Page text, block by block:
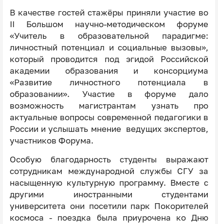
В качестве гостей стажёры приняли участие во
II Большом научно-методическом форуме
«Учитель в образовательной парадигме:
личностный потенциал и социальные вызовы»,
который проводится под эгидой Российской
академии образования и консорциума
«Развитие личностного потенциала в
образовании». Участие в форуме дало
возможность магистрантам узнать про
актуальные вопросы современной педагогики в
России и услышать мнение ведущих экспертов,
участников Форума.
Особую благодарность студенты выражают
сотрудникам международной службы СГУ за
насыщенную культурную программу. Вместе с
другими иностранными студентами
университета они посетили парк Покорителей
космоса - поездка была приурочена ко Дню